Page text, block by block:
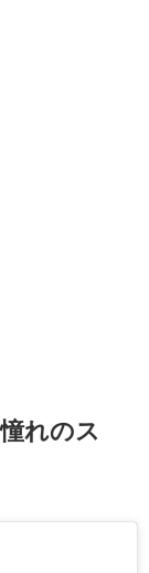
れのス